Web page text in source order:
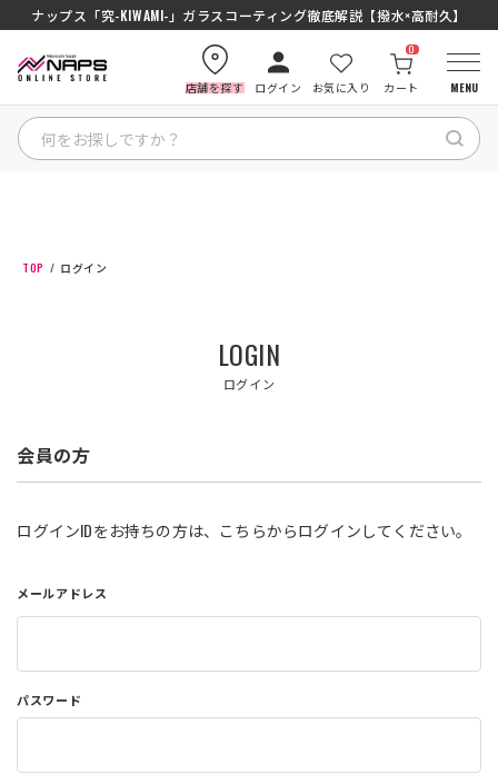
ナップス「究-KIWAMI-」ガラスコーティング徹底解説【撥水×高耐久】
店舗を探す ログイン お気に入り カート
0
MENU
カテゴリから探す
ナップスメンバーズ
店舗を探す
コーポレートサイト
利用規約
商品レビュー利用規約
プライバシーポリシー
TOP ログイン
LOGIN
ログイン
会員の方
ログインIDをお持ちの方は、こちらからログインしてください。
メールアドレス
パスワード